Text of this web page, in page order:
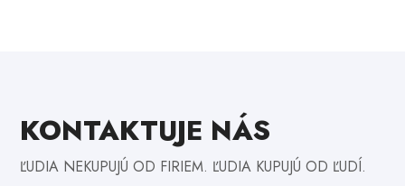
KONTAKTUJE NÁS
ĽUDIA NEKUPUJÚ OD FIRIEM. ĽUDIA KUPUJÚ OD ĽUDÍ.